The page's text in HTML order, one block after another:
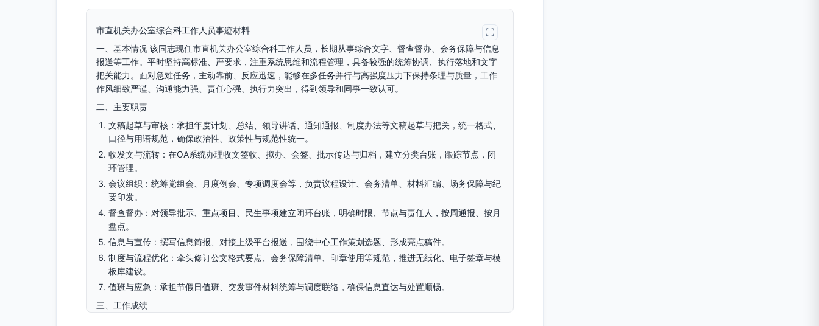
市直机关办公室综合科工作人员事迹材料
一、基本情况 该同志现任市直机关办公室综合科工作人员，长期从事综合文字、督查督办、会务保障与信息
报送等工作。平时坚持高标准、严要求，注重系统思维和流程管理，具备较强的统筹协调、执行落地和文字
把关能力。面对急难任务，主动靠前、反应迅速，能够在多任务并行与高强度压力下保持条理与质量，工作
作风细致严谨、沟通能力强、责任心强、执行力突出，得到领导和同事一致认可。
二、主要职责
文稿起草与审核：承担年度计划、总结、领导讲话、通知通报、制度办法等文稿起草与把关，统一格式、
口径与用语规范，确保政治性、政策性与规范性统一。
收发文与流转：在OA系统办理收文签收、拟办、会签、批示传达与归档，建立分类台账，跟踪节点，闭
环管理。
会议组织：统筹党组会、月度例会、专项调度会等，负责议程设计、会务清单、材料汇编、场务保障与纪
要印发。
督查督办：对领导批示、重点项目、民生事项建立闭环台账，明确时限、节点与责任人，按周通报、按月
盘点。
信息与宣传：撰写信息简报、对接上级平台报送，围绕中心工作策划选题、形成亮点稿件。
制度与流程优化：牵头修订公文格式要点、会务保障清单、印章使用等规范，推进无纸化、电子签章与模
板库建设。
值班与应急：承担节假日值班、突发事件材料统筹与调度联络，确保信息直达与处置顺畅。
三、工作成绩